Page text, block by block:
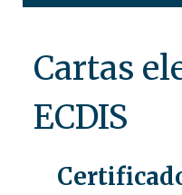
Cartas
ECDIS